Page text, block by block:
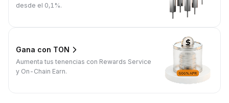
desde el 0,1%.
Gana con TON
Aumenta tus tenencias con Rewards Service
y On-Chain Earn.